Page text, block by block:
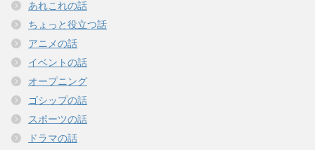
あれこれの話
ちょっと役立つ話
アニメの話
イベントの話
オープニング
ゴシップの話
スポーツの話
ドラマの話